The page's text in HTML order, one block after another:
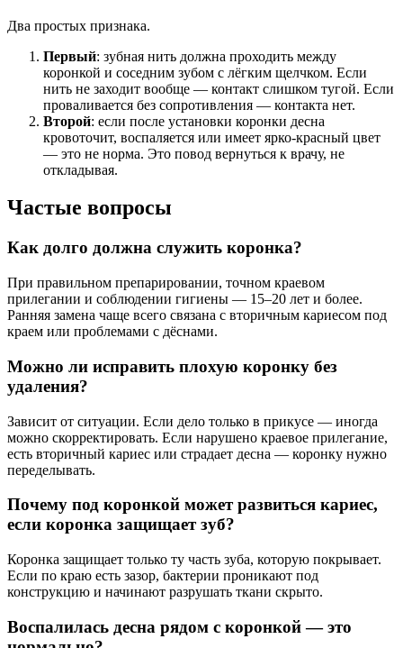
Два простых признака.
Первый: зубная нить должна проходить между
коронкой и соседним зубом с лёгким щелчком. Если
нить не заходит вообще — контакт слишком тугой. Если
проваливается без сопротивления — контакта нет.
Второй: если после установки коронки десна
кровоточит, воспаляется или имеет ярко-красный цвет
— это не норма. Это повод вернуться к врачу, не
откладывая.
Частые вопросы
Как долго должна служить коронка?
При правильном препарировании, точном краевом
прилегании и соблюдении гигиены — 15–20 лет и более.
Ранняя замена чаще всего связана с вторичным кариесом под
краем или проблемами с дёснами.
Можно ли исправить плохую коронку без
удаления?
Зависит от ситуации. Если дело только в прикусе — иногда
можно скорректировать. Если нарушено краевое прилегание,
есть вторичный кариес или страдает десна — коронку нужно
переделывать.
Почему под коронкой может развиться кариес,
если коронка защищает зуб?
Коронка защищает только ту часть зуба, которую покрывает.
Если по краю есть зазор, бактерии проникают под
конструкцию и начинают разрушать ткани скрыто.
Воспалилась десна рядом с коронкой — это